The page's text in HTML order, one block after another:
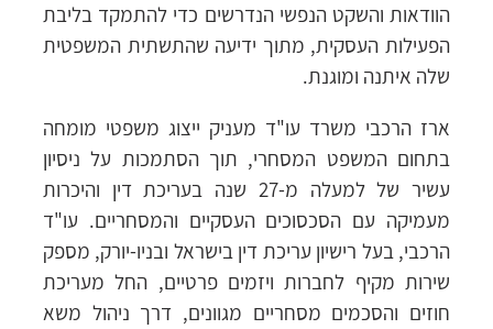
הוודאות והשקט הנפשי הנדרשים כדי להתמקד בליבת
הפעילות העסקית, מתוך ידיעה שהתשתית המשפטית
שלה איתנה ומוגנת.
ארז הרכבי משרד עו"ד מעניק ייצוג משפטי מומחה
בתחום המשפט המסחרי, תוך הסתמכות על ניסיון
עשיר של למעלה מ-27 שנה בעריכת דין והיכרות
מעמיקה עם הסכסוכים העסקיים והמסחריים. עו"ד
הרכבי, בעל רישיון עריכת דין בישראל ובניו-יורק, מספק
שירות מקיף לחברות ויזמים פרטיים, החל מעריכת
חוזים והסכמים מסחריים מגוונים, דרך ניהול משא